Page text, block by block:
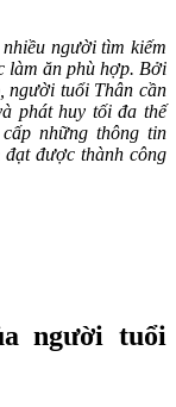
người tìm kiếm
làm ăn phù hợp. Bởi
người tuổi Thân cần
phát huy tối đa thế
những thông tin
được thành công
người tuổi